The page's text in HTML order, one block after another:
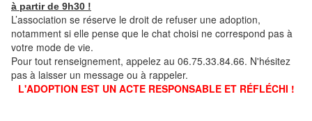
à partir de 9h30 !
L’association se réserve le droit de refuser une adoption,
notamment si elle pense que le chat choisi ne correspond pas à
votre mode de vie.
Pour tout renseignement, appelez au 06.75.33.84.66. N'hésitez
pas à laisser un message ou à rappeler.
L'ADOPTION EST UN ACTE RESPONSABLE ET RÉFLÉCHI !